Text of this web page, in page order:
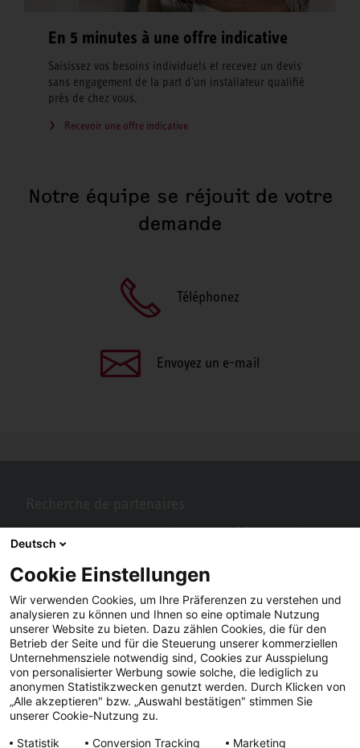
En 5 minutes à une offre indicative
Saisissez vos besoins individuels et recevez un devis
sans engagement de la part d'un installateur qualifié
près de chez vous.
Recevoir une offre indicative
Notre équipe se réjouit de votre
demande
Téléphonez
Envoyez un e-mail
Vous recherchez un partenaire près de chez vous? Pas de problème
avec STIEBEL ELTRON.
Facebook YouTube LinkedIn
Instagram
Deutsch
Cookie Einstellungen
Wir verwenden Cookies, um Ihre Präferenzen zu verstehen und
analysieren zu können und Ihnen so eine optimale Nutzung
unserer Website zu bieten. Dazu zählen Cookies, die für den
Betrieb der Seite und für die Steuerung unserer kommerziellen
Unternehmensziele notwendig sind, Cookies zur Ausspielung
von personalisierter Werbung sowie solche, die lediglich zu
anonymen Statistikzwecken genutzt werden. Durch Klicken von
„Alle akzeptieren" bzw. „Auswahl bestätigen" stimmen Sie
unserer Cookie-Nutzung zu.
Statistik
Conversion Tracking Marketing